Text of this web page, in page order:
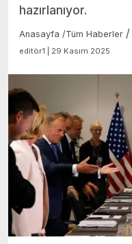
hazırlanıyor.
Anasayfa /Tüm Haberler /
editör1 | 29 Kasım 2025